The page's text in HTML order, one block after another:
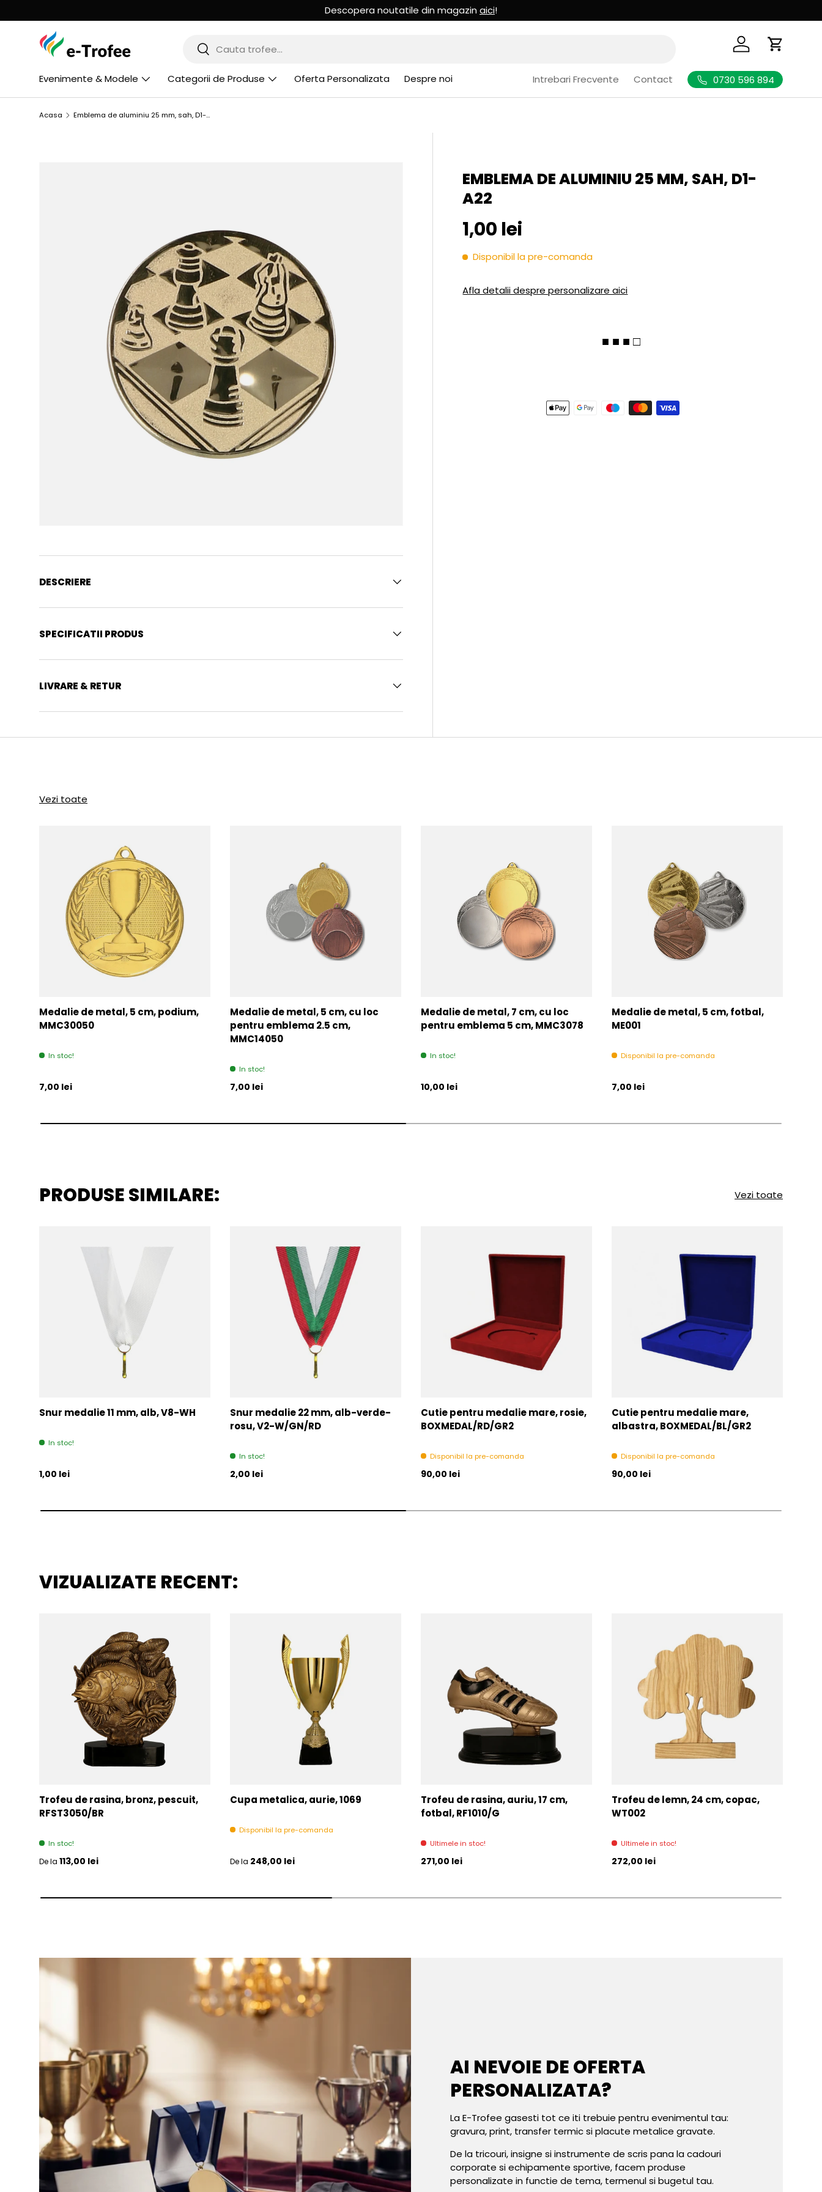
MERGI LA CONTINUT
Descopera noutatile din magazin aici!
Cauta
Cauta Logheaza-te
Cos de
Evenimente & Modele Categorii de Produse Oferta Personalizata Despre noi Intrebari Frecvente Contact 0730 596 894
Acasa Emblema de aluminiu 25 mm, sah, D1-A22
EMBLEMA DE ALUMINIU 25 MM, SAH, D1-
A22
Pret initial
1,00 lei
Disponibil la pre-comanda
Afla detalii despre personalizare aici
■ ■ ■ □
DESCRIERE
SPECIFICATII PRODUS
LIVRARE & RETUR
Vezi toate
Medalie de metal, 5 cm, podium,
MMC30050
In stoc!
Pret initial
7,00 lei
Medalie de metal, 5 cm, cu loc
pentru emblema 2.5 cm,
MMC14050
In stoc!
Pret initial
7,00 lei
Medalie de metal, 7 cm, cu loc
pentru emblema 5 cm, MMC3078
In stoc!
Pret initial
10,00 lei
Medalie de metal, 5 cm, fotbal,
ME001
Disponibil la pre-comanda
Pret initial
7,00 lei
PRODUSE SIMILARE: Vezi toate
Snur medalie 11 mm, alb, V8-WH
In stoc!
Pret initial
1,00 lei
Snur medalie 22 mm, alb-verde-
rosu, V2-W/GN/RD
In stoc!
Pret initial
2,00 lei
Cutie pentru medalie mare, rosie,
BOXMEDAL/RD/GR2
Disponibil la pre-comanda
Pret initial
90,00 lei
Cutie pentru medalie mare,
albastra, BOXMEDAL/BL/GR2
Disponibil la pre-comanda
Pret initial
90,00 lei
VIZUALIZATE RECENT:
Trofeu de rasina, bronz, pescuit,
RFST3050/BR
In stoc!
Pret initial
De la 113,00 lei
Cupa metalica, aurie, 1069
Disponibil la pre-comanda
Pret initial
De la 248,00 lei
Trofeu de rasina, auriu, 17 cm,
fotbal, RF1010/G
Ultimele in stoc!
Pret initial
271,00 lei
Trofeu de lemn, 24 cm, copac,
WT002
Ultimele in stoc!
Pret initial
272,00 lei
AI NEVOIE DE OFERTA
PERSONALIZATA?
La E-Trofee gasesti tot ce iti trebuie pentru evenimentul tau:
gravura, print, transfer termic si placute metalice gravate.
De la tricouri, insigne si instrumente de scris pana la cadouri
corporate si echipamente sportive, facem produse
personalizate in functie de tema, termenul si bugetul tau.